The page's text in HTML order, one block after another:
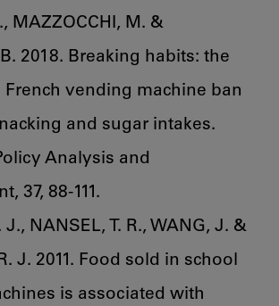
MAZZOCCHI, M. &
2018. Breaking habits: the
French vending machine ban
and sugar intakes.
Analysis and
37, 88-111.
J., NANSEL, T. R., WANG, J. &
J. 2011. Food sold in school
is associated with